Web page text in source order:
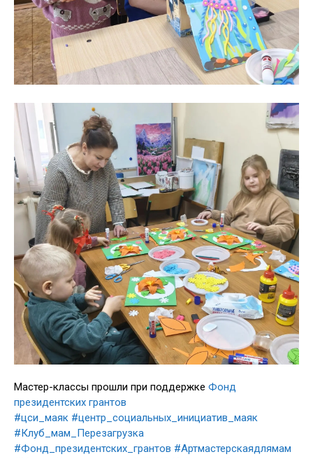
Мастер-классы прошли при поддержке Фонд
президентских грантов
#цси_маяк #центр_социальных_инициатив_маяк
#Клуб_мам_Перезагрузка
#Фонд_президентских_грантов #Артмастерскаядлямам